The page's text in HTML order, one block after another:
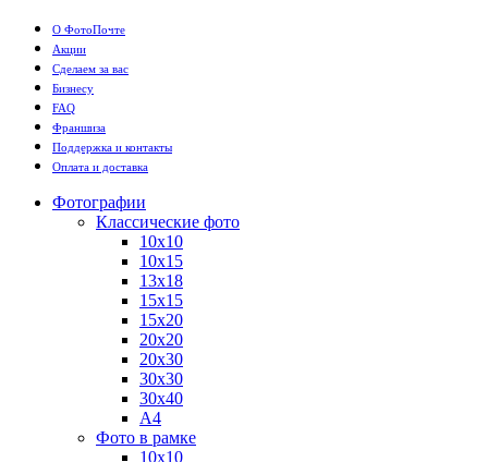
О ФотоПочте
Акции
Сделаем за вас
Бизнесу
FAQ
Франшиза
Поддержка и контакты
Оплата и доставка
Фотографии
Классические фото
10х10
10х15
13х18
15х15
15х20
20х20
20х30
30х30
30х40
А4
Фото в рамке
10х10